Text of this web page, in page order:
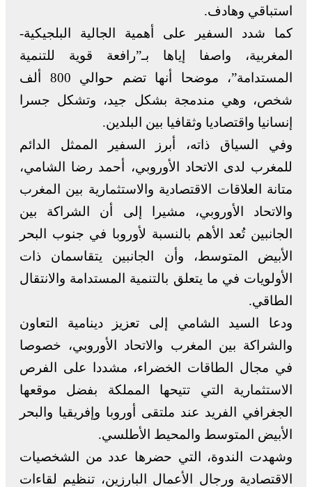
استباقي وهادف.
كما شدد السفير على أهمية الجالية البلجيكية-
المغربية، واصفا إياها بـ”رافعة قوية للتنمية
المستدامة”، موضحا أنها تضم حوالي 800 ألف
شخص، وهي مندمجة بشكل جيد، وتشكل جسرا
إنسانيا واقتصاديا وثقافيا بين البلدين.
وفي السياق ذاته، أبرز السفير الممثل الدائم
للمغرب لدى الاتحاد الأوروبي، أحمد رضا الشامي،
متانة العلاقات الاقتصادية والاستثمارية بين المغرب
والاتحاد الأوروبي، مشيرا إلى أن الشراكة بين
الجانبين تُعد الأهم بالنسبة لأوروبا في جنوب البحر
الأبيض المتوسط، وأن الجانبين يتقاسمان ذات
الأولويات في ما يتعلق بالتنمية المستدامة والانتقال
الطاقي.
ودعا السيد الشامي إلى تعزيز دينامية التعاون
والشراكة بين المغرب والاتحاد الأوروبي، خصوصا
في مجال الطاقات الخضراء، مشددا على الفرص
الاستثمارية التي تتيحها المملكة بفضل موقعها
الجغرافي الفريد عند ملتقى أوروبا وإفريقيا والبحر
الأبيض المتوسط والمحيط الأطلسي.
وشهدت الندوة، التي حضرها عدد من الشخصيات
الاقتصادية ورجال الأعمال البارزين، تنظيم لقاءات